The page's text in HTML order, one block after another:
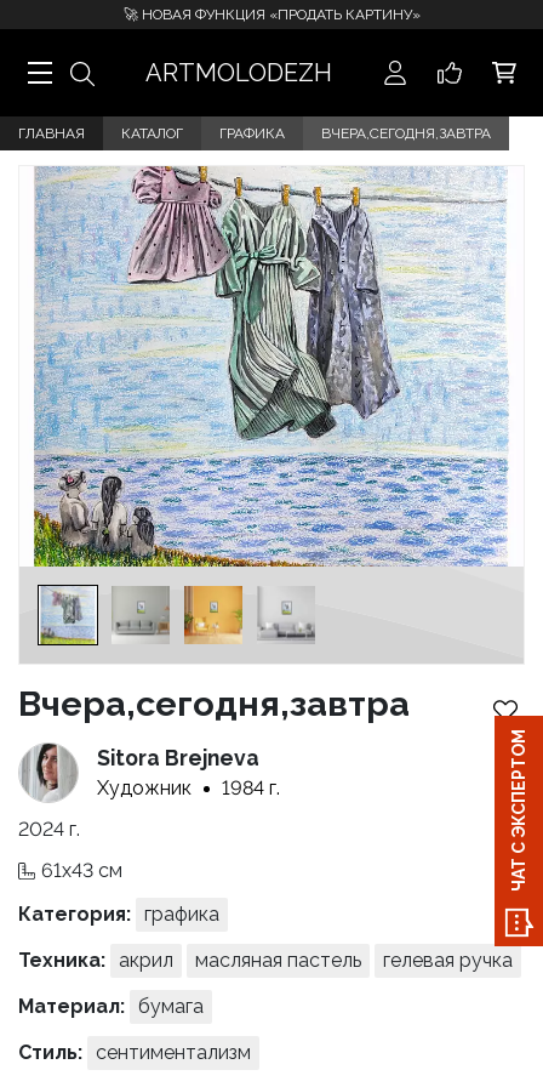
🚀 НОВАЯ ФУНКЦИЯ «ПРОДАТЬ КАРТИНУ»
ARTMOLODEZH
ГЛАВНАЯ КАТАЛОГ ГРАФИКА ВЧЕРА,СЕГОДНЯ,ЗАВТРА
Вчера,сегодня,завтра
Sitora Brejneva
Художник
1984 г.
2024 г.
61x43 см
Категория: графика
Техника:
акрил масляная пастель
гелевая ручка
Материал: бумага
Стиль: сентиментализм
ЧАТ С ЭКСПЕРТОМ